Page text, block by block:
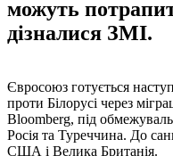
можуть
дізналися ЗМІ.
Євросоюз готується
проти Білорусі через
Bloomberg, під
Росія та Туреччина. До
США і Велика Британія.